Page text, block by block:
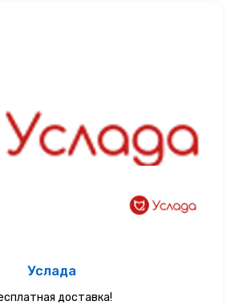
Услада
доставка!